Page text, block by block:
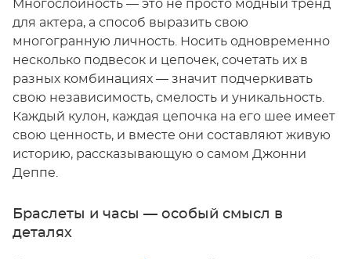
Многослойность — это не просто модный тренд
для актера, а способ выразить свою
многогранную личность. Носить одновременно
несколько подвесок и цепочек, сочетать их в
разных комбинациях — значит подчеркивать
свою независимость, смелость и уникальность.
Каждый кулон, каждая цепочка на его шее имеет
свою ценность, и вместе они составляют живую
историю, рассказывающую о самом Джонни
Деппе.
Браслеты и часы — особый смысл в
деталях